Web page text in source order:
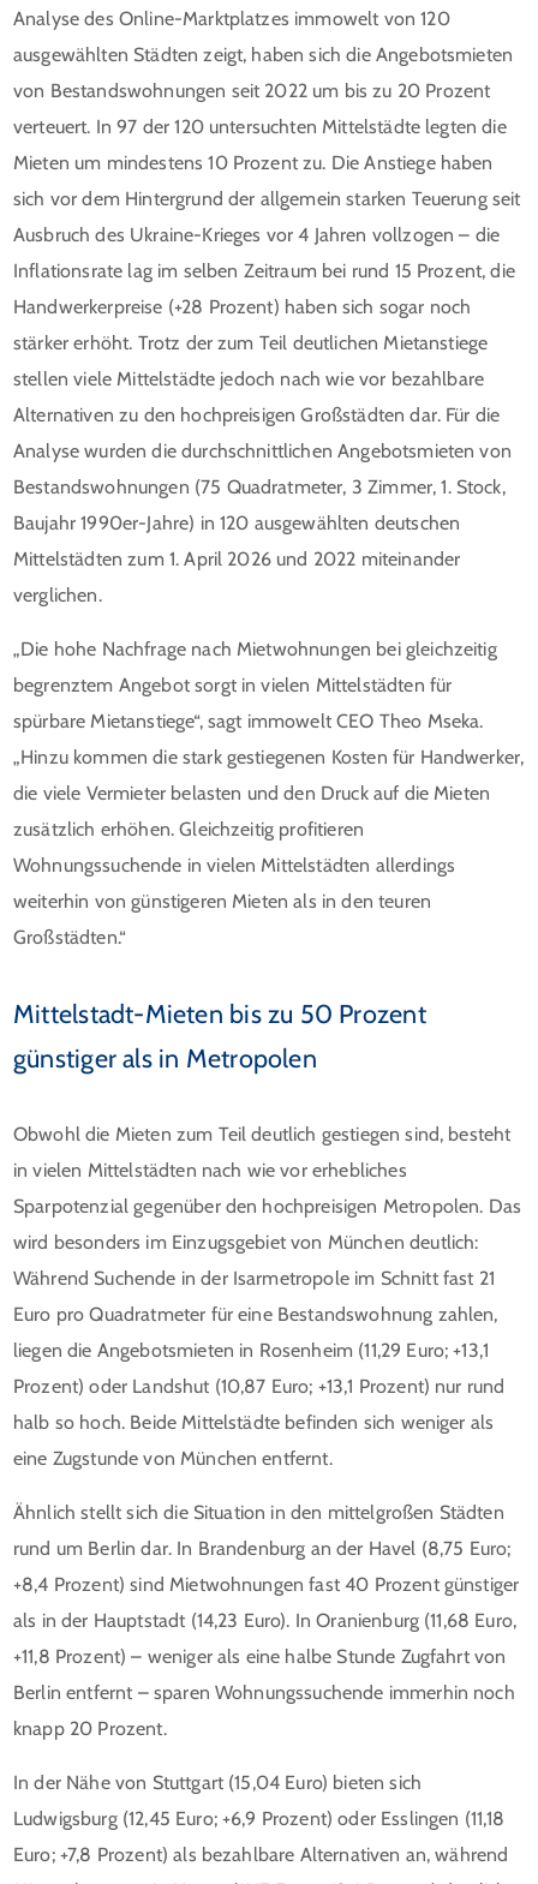
Analyse des Online-Marktplatzes immowelt von 120
ausgewählten Städten zeigt, haben sich die Angebotsmieten
von Bestandswohnungen seit 2022 um bis zu 20 Prozent
verteuert. In 97 der 120 untersuchten Mittelstädte legten die
Mieten um mindestens 10 Prozent zu. Die Anstiege haben
sich vor dem Hintergrund der allgemein starken Teuerung seit
Ausbruch des Ukraine-Krieges vor 4 Jahren vollzogen – die
Inflationsrate lag im selben Zeitraum bei rund 15 Prozent, die
Handwerkerpreise (+28 Prozent) haben sich sogar noch
stärker erhöht. Trotz der zum Teil deutlichen Mietanstiege
stellen viele Mittelstädte jedoch nach wie vor bezahlbare
Alternativen zu den hochpreisigen Großstädten dar. Für die
Analyse wurden die durchschnittlichen Angebotsmieten von
Bestandswohnungen (75 Quadratmeter, 3 Zimmer, 1. Stock,
Baujahr 1990er-Jahre) in 120 ausgewählten deutschen
Mittelstädten zum 1. April 2026 und 2022 miteinander
verglichen.
„Die hohe Nachfrage nach Mietwohnungen bei gleichzeitig
begrenztem Angebot sorgt in vielen Mittelstädten für
spürbare Mietanstiege“, sagt immowelt CEO Theo Mseka.
„Hinzu kommen die stark gestiegenen Kosten für Handwerker,
die viele Vermieter belasten und den Druck auf die Mieten
zusätzlich erhöhen. Gleichzeitig profitieren
Wohnungssuchende in vielen Mittelstädten allerdings
weiterhin von günstigeren Mieten als in den teuren
Großstädten.“
Mittelstadt-Mieten bis zu 50 Prozent
günstiger als in Metropolen
Obwohl die Mieten zum Teil deutlich gestiegen sind, besteht
in vielen Mittelstädten nach wie vor erhebliches
Sparpotenzial gegenüber den hochpreisigen Metropolen. Das
wird besonders im Einzugsgebiet von München deutlich:
Während Suchende in der Isarmetropole im Schnitt fast 21
Euro pro Quadratmeter für eine Bestandswohnung zahlen,
liegen die Angebotsmieten in Rosenheim (11,29 Euro; +13,1
Prozent) oder Landshut (10,87 Euro; +13,1 Prozent) nur rund
halb so hoch. Beide Mittelstädte befinden sich weniger als
eine Zugstunde von München entfernt.
Ähnlich stellt sich die Situation in den mittelgroßen Städten
rund um Berlin dar. In Brandenburg an der Havel (8,75 Euro;
+8,4 Prozent) sind Mietwohnungen fast 40 Prozent günstiger
als in der Hauptstadt (14,23 Euro). In Oranienburg (11,68 Euro,
+11,8 Prozent) – weniger als eine halbe Stunde Zugfahrt von
Berlin entfernt – sparen Wohnungssuchende immerhin noch
knapp 20 Prozent.
In der Nähe von Stuttgart (15,04 Euro) bieten sich
Ludwigsburg (12,45 Euro; +6,9 Prozent) oder Esslingen (11,18
Euro; +7,8 Prozent) als bezahlbare Alternativen an, während